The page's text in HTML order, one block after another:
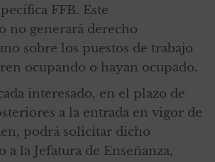
FFB. Este
no generará derecho
sobre los puestos de trabajo
ocupando o hayan ocupado.
interesado, en el plazo de
a la entrada en vigor de
podrá solicitar dicho
la Jefatura de Enseñanza,